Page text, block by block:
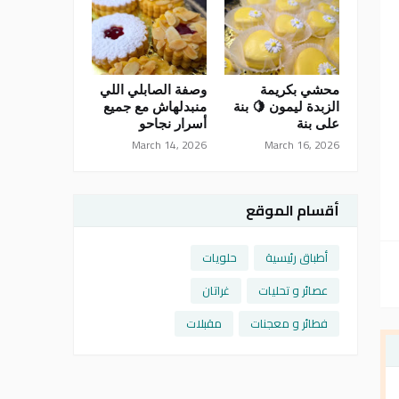
محشي بكريمة
الزبدة ليمون 🍋 بنة
على بنة
March 16, 2026
وصفة الصابلي اللي
منبدلهاش مع جميع
أسرار نجاحو
March 14, 2026
أقسام الموقع
أطباق رئيسية
حلويات
عصائر و تحليات
غراتان
فطائر و معجنات
مقبلات